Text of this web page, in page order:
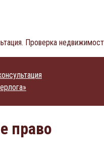
Проверка
право